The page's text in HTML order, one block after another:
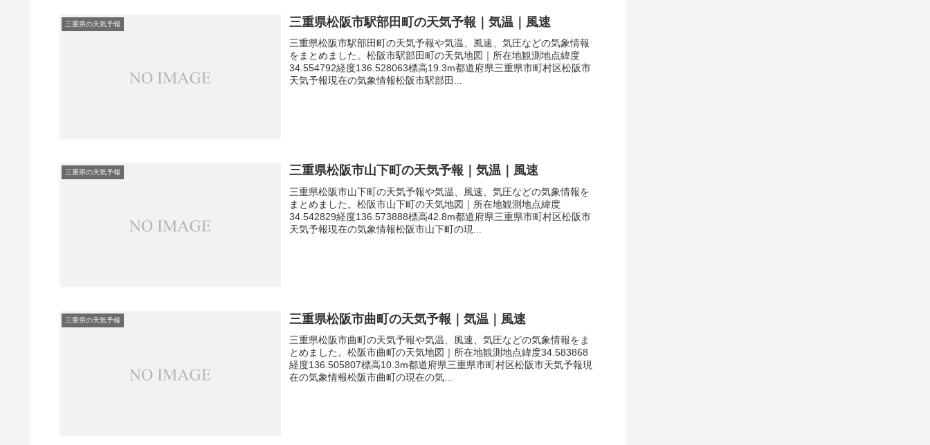
三重県の天気予報 三重県松阪市駅部田町の天気予報｜気温｜風速
三重県松阪市駅部田町の天気予報や気温、風速、気圧などの気象情報
をまとめました。松阪市駅部田町の天気地図｜所在地観測地点緯度
34.554792経度136.528063標高19.3m都道府県三重県市町村区松阪市
天気予報現在の気象情報松阪市駅部田...
三重県の天気予報 三重県松阪市山下町の天気予報｜気温｜風速
三重県松阪市山下町の天気予報や気温、風速、気圧などの気象情報を
まとめました。松阪市山下町の天気地図｜所在地観測地点緯度
34.542829経度136.573888標高42.8m都道府県三重県市町村区松阪市
天気予報現在の気象情報松阪市山下町の現...
三重県の天気予報 三重県松阪市曲町の天気予報｜気温｜風速
三重県松阪市曲町の天気予報や気温、風速、気圧などの気象情報をま
とめました。松阪市曲町の天気地図｜所在地観測地点緯度34.583868
経度136.505807標高10.3m都道府県三重県市町村区松阪市天気予報現
在の気象情報松阪市曲町の現在の気...